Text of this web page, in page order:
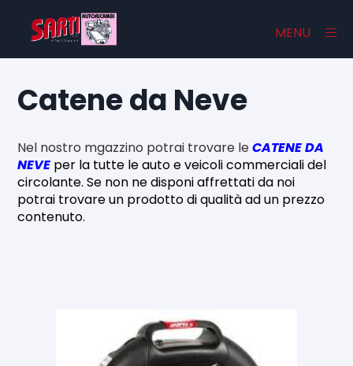
MENU
×
Home
Catalogo
Chi Siamo
Catene da Neve
Nel nostro mgazzino potrai trovare leCATENE DA
NEVE per la tutte le auto e veicoli commerciali del
circolante. Se non ne disponi affrettati da noi
potrai trovare un prodotto di qualità ad un prezzo
contenuto.